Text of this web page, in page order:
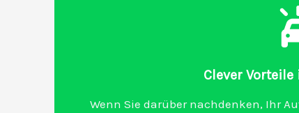
Clever
Wenn Sie darüber nachdenken, Ihr